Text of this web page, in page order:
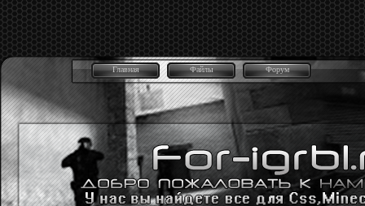
Главная Файлы Форум